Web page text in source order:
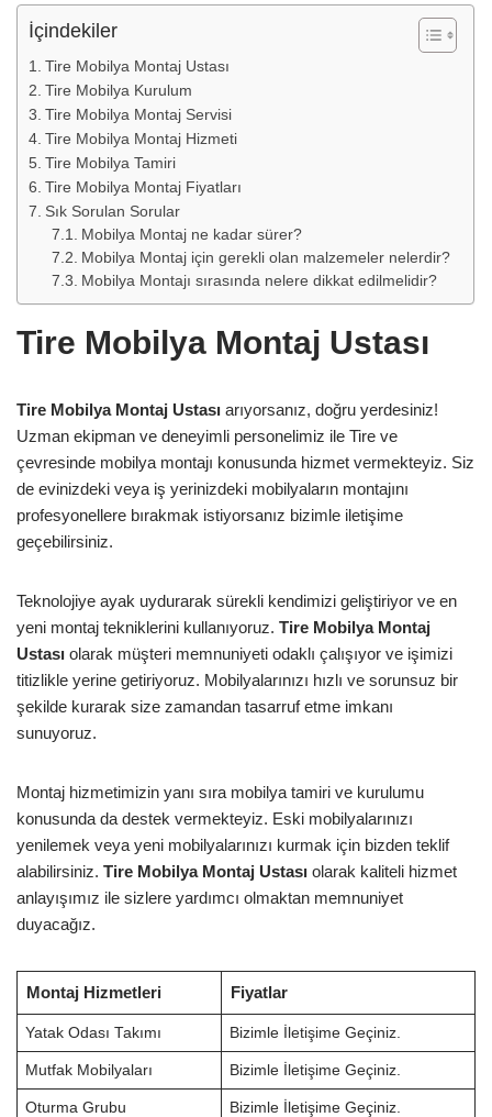
İçindekiler
Tire Mobilya Montaj Ustası
Tire Mobilya Kurulum
Tire Mobilya Montaj Servisi
Tire Mobilya Montaj Hizmeti
Tire Mobilya Tamiri
Tire Mobilya Montaj Fiyatları
Sık Sorulan Sorular
Mobilya Montaj ne kadar sürer?
Mobilya Montaj için gerekli olan malzemeler nelerdir?
Mobilya Montajı sırasında nelere dikkat edilmelidir?
Tire Mobilya Montaj Ustası
Tire Mobilya Montaj Ustası arıyorsanız, doğru yerdesiniz!
Uzman ekipman ve deneyimli personelimiz ile Tire ve
çevresinde mobilya montajı konusunda hizmet vermekteyiz. Siz
de evinizdeki veya iş yerinizdeki mobilyaların montajını
profesyonellere bırakmak istiyorsanız bizimle iletişime
geçebilirsiniz.
Teknolojiye ayak uydurarak sürekli kendimizi geliştiriyor ve en
yeni montaj tekniklerini kullanıyoruz. Tire Mobilya Montaj
Ustası olarak müşteri memnuniyeti odaklı çalışıyor ve işimizi
titizlikle yerine getiriyoruz. Mobilyalarınızı hızlı ve sorunsuz bir
şekilde kurarak size zamandan tasarruf etme imkanı
sunuyoruz.
Montaj hizmetimizin yanı sıra mobilya tamiri ve kurulumu
konusunda da destek vermekteyiz. Eski mobilyalarınızı
yenilemek veya yeni mobilyalarınızı kurmak için bizden teklif
alabilirsiniz. Tire Mobilya Montaj Ustası olarak kaliteli hizmet
anlayışımız ile sizlere yardımcı olmaktan memnuniyet
duyacağız.
Montaj Hizmetleri Fiyatlar
Yatak Odası Takımı Bizimle İletişime Geçiniz.
Mutfak Mobilyaları Bizimle İletişime Geçiniz.
Oturma Grubu Bizimle İletişime Geçiniz.